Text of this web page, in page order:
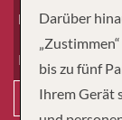
Dauer
Reiseart
Darüber
bis zu fünf
Ihrem Gerät